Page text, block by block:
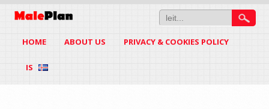
HOME ABOUT US PRIVACY & COOKIES POLICY
IS